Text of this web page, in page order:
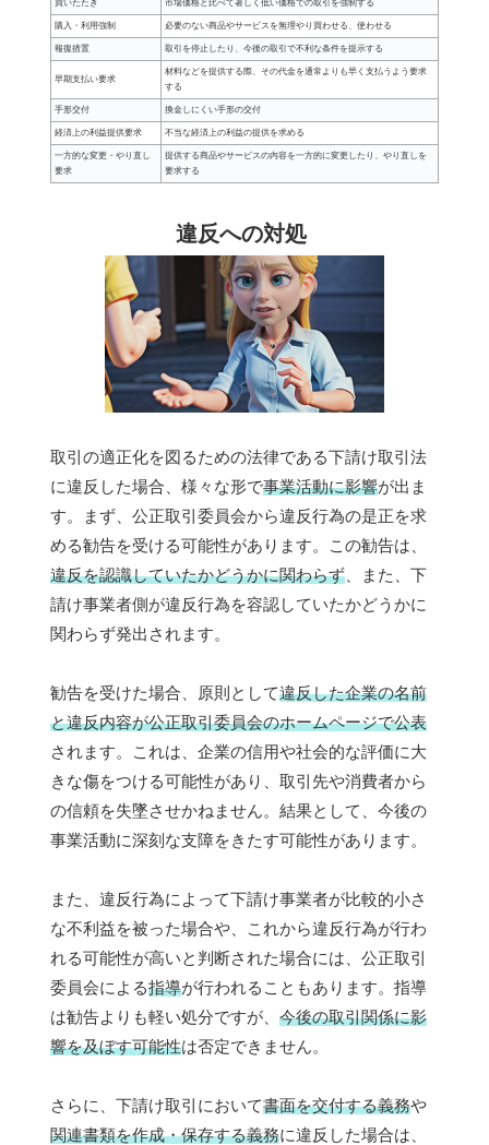
買いたたき 市場価格と比べて著しく低い価格での取引を強制する
購入・利用強制 必要のない商品やサービスを無理やり買わせる、使わせる
報復措置 取引を停止したり、今後の取引で不利な条件を提示する
早期支払い要求
材料などを提供する際、その代金を通常よりも早く支払うよう要求
する
手形交付 換金しにくい手形の交付
経済上の利益提供要求 不当な経済上の利益の提供を求める
一方的な変更・やり直し
要求
提供する商品やサービスの内容を一方的に変更したり、やり直しを
要求する
違反への対処
取引の適正化を図るための法律である下請け取引法
に違反した場合、様々な形で事業活動に影響が出ま
す。まず、公正取引委員会から違反行為の是正を求
める勧告を受ける可能性があります。この勧告は、
違反を認識していたかどうかに関わらず 、また、下
請け事業者側が違反行為を容認していたかどうかに
関わらず発出されます。
勧告を受けた場合、原則として違反した企業の名前
と違反内容が公正取引委員会のホームページで公表
されます。これは、企業の信用や社会的な評価に大
きな傷をつける可能性があり、取引先や消費者から
の信頼を失墜させかねません。結果として、今後の
事業活動に深刻な支障をきたす可能性があります。
また、違反行為によって下請け事業者が比較的小さ
な不利益を被った場合や、これから違反行為が行わ
れる可能性が高いと判断された場合には、公正取引
委員会による指導が行われることもあります。指導
は勧告よりも軽い処分ですが、 今後の取引関係に影
響を及ぼす可能性は否定できません。
さらに、下請け取引において書面を交付する義務や
関連書類を作成・保存する義務に違反した場合は、